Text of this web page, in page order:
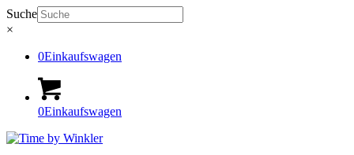
Suche
×
0Einkaufswagen
0Einkaufswagen